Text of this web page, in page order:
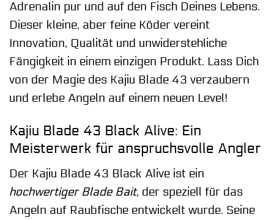
Adrenalin pur und auf den Fisch Deines Lebens.
Dieser kleine, aber feine Köder vereint
Innovation, Qualität und unwiderstehliche
Fängigkeit in einem einzigen Produkt. Lass Dich
von der Magie des Kajiu Blade 43 verzaubern
und erlebe Angeln auf einem neuen Level!
Kajiu Blade 43 Black Alive: Ein
Meisterwerk für anspruchsvolle Angler
Der Kajiu Blade 43 Black Alive ist ein
hochwertiger Blade Bait, der speziell für das
Angeln auf Raubfische entwickelt wurde. Seine